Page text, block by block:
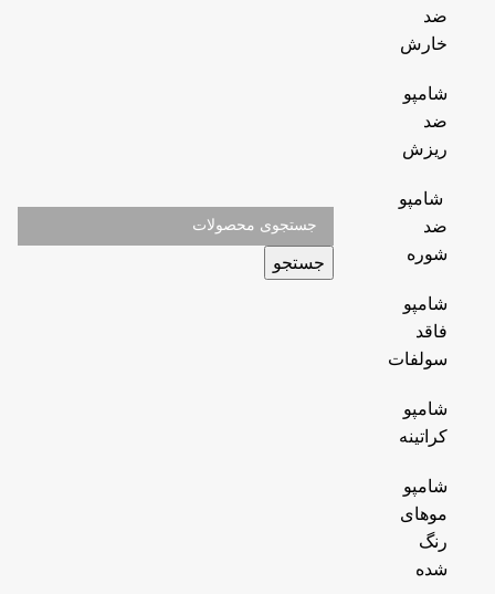
ضد
خارش
شامپو
ضد
ریزش
شامپو
ضد
شوره
شامپو
فاقد
سولفات
شامپو
کراتینه
شامپو
موهای
رنگ
شده
جستجو